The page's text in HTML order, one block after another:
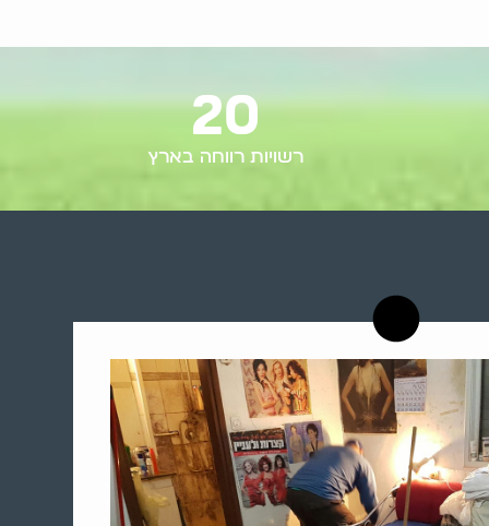
רשויות רווחה בארץ
20